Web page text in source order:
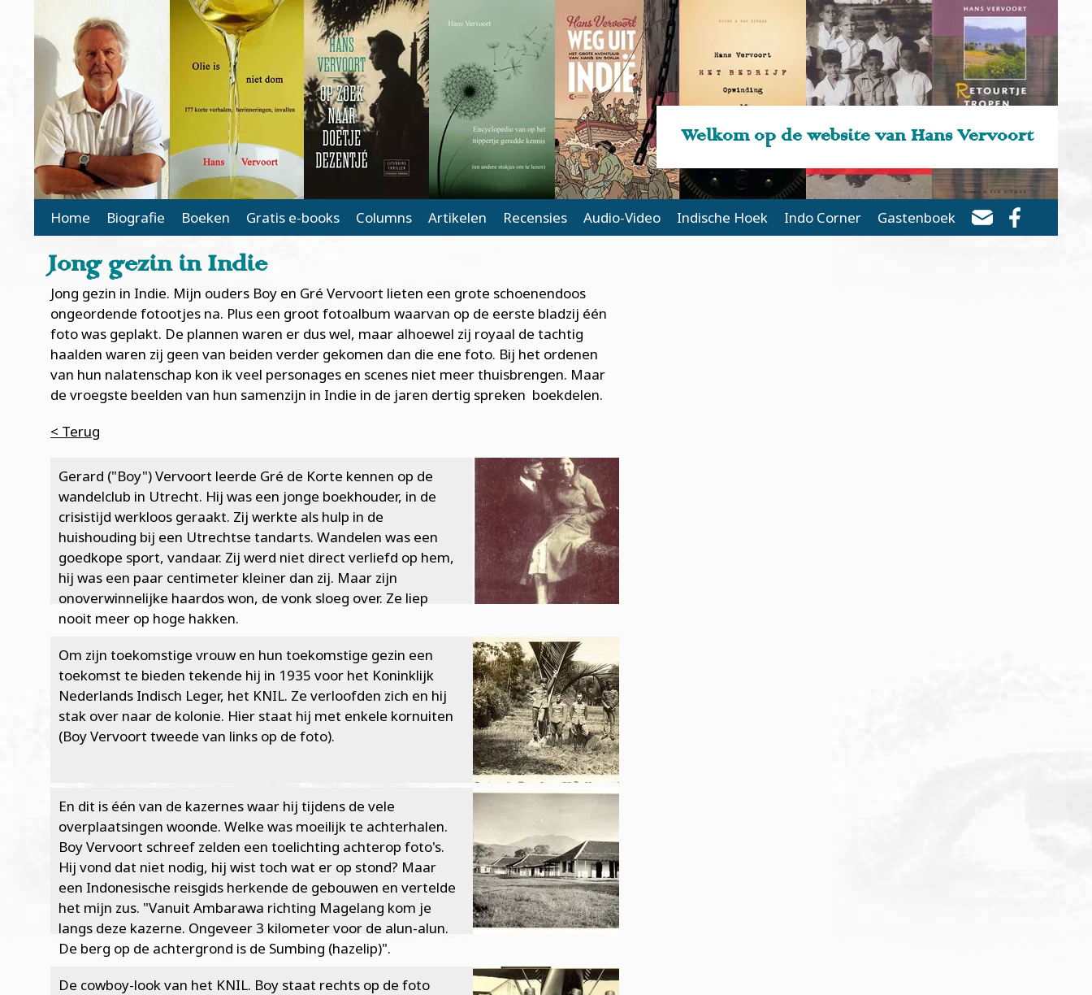
Welkom op de website van Hans Vervoort
Main Page Navigation
Home Biografie Boeken Gratis e-books Columns Artikelen Recensies Audio-Video Indische Hoek Indo Corner Gastenboek
Jong gezin in Indie
Jong gezin in Indie. Mijn ouders Boy en Gré Vervoort lieten een grote schoenendoos
ongeordende fotootjes na. Plus een groot fotoalbum waarvan op de eerste bladzij één
foto was geplakt. De plannen waren er dus wel, maar alhoewel zij royaal de tachtig
haalden waren zij geen van beiden verder gekomen dan die ene foto. Bij het ordenen
van hun nalatenschap kon ik veel personages en scenes niet meer thuisbrengen. Maar
de vroegste beelden van hun samenzijn in Indie in de jaren dertig spreken boekdelen.
< Terug
Gerard ("Boy") Vervoort leerde Gré de Korte kennen op de
wandelclub in Utrecht. Hij was een jonge boekhouder, in de
crisistijd werkloos geraakt. Zij werkte als hulp in de
huishouding bij een Utrechtse tandarts. Wandelen was een
goedkope sport, vandaar. Zij werd niet direct verliefd op hem,
hij was een paar centimeter kleiner dan zij. Maar zijn
onoverwinnelijke haardos won, de vonk sloeg over. Ze liep
nooit meer op hoge hakken.
Om zijn toekomstige vrouw en hun toekomstige gezin een
toekomst te bieden tekende hij in 1935 voor het Koninklijk
Nederlands Indisch Leger, het KNIL. Ze verloofden zich en hij
stak over naar de kolonie. Hier staat hij met enkele kornuiten
(Boy Vervoort tweede van links op de foto).
En dit is één van de kazernes waar hij tijdens de vele
overplaatsingen woonde. Welke was moeilijk te achterhalen.
Boy Vervoort schreef zelden een toelichting achterop foto's.
Hij vond dat niet nodig, hij wist toch wat er op stond? Maar
een Indonesische reisgids herkende de gebouwen en vertelde
het mijn zus. "Vanuit Ambarawa richting Magelang kom je
langs deze kazerne. Ongeveer 3 kilometer voor de alun-alun.
De berg op de achtergrond is de Sumbing (hazelip)".
De cowboy-look van het KNIL. Boy staat rechts op de foto